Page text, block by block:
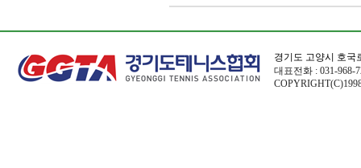
경기도 고양시 호국
대표전화 : 031-968-